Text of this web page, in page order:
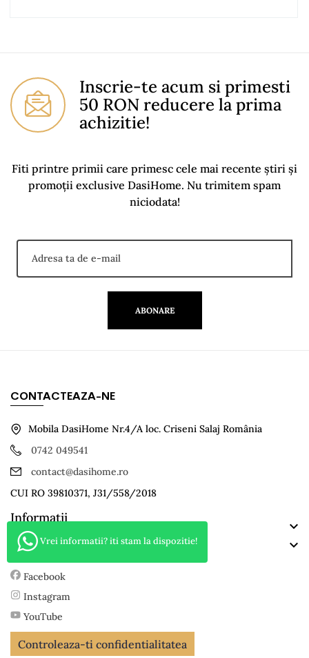
You Must Login To Review
Inscrie-te acum si primesti
50 RON reducere la prima
achizitie!
Fiti printre primii care primesc cele mai recente știri și
promoții exclusive DasiHome. Nu trimitem spam
niciodata!
ABONARE
CONTACTEAZA-NE
Mobila DasiHome Nr.4/A loc. Criseni Salaj România
0742 049541
contact@dasihome.ro
CUI RO 39810371, J31/558/2018
Informatii

Categorii

Facebook
Instagram
YouTube
Controleaza-ti confidentialitatea
Vrei informatii? iti stam la dispozitie!